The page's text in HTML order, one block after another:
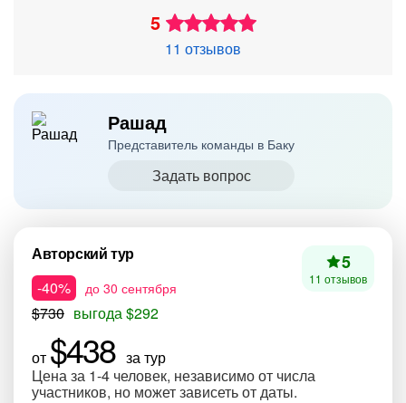
5
11 отзывов
Рашад
Представитель команды в Баку
Задать вопрос
Авторский тур
-40%
до 30 сентября
$730 выгода $292
от $438 за тур
Цена за 1-4 человек, независимо от числа
участников, но может зависеть от даты.
5
11 отзывов